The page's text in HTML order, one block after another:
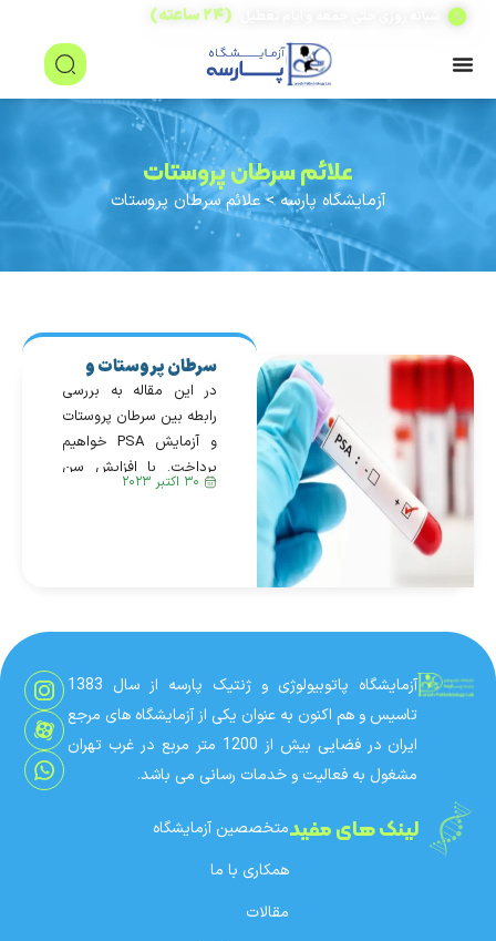
(۲۴ ساعته)
علائم سرطان پروستات
آزمایشگاه پارسه>علائم سرطان پروستات
سرطان پروستات و
آزمایش PSA
در این مقاله به بررسی
رابطه بین سرطان پروستات
و آزمایش PSA خواهیم
پرداخت. با افزایش سن
بعضی از اندام های بدن
ترمیم نمی کنند، پوست
خاصیت ارتجاعی […]
۳۰ اکتبر ۲۰۲۳
آزمایشگاه پاتوبیولوژی و ژنتیک پارسه از سال 1383
تاسیس و هم اکنون به عنوان یکی از آزمایشگاه های مرجع
ایران در فضایی بیش از 1200 متر مربع در غرب تهران
مشغول به فعالیت و خدمات رسانی می باشد.
لینک های مفیدمتخصصین آزمایشگاه
همکاری با ما
مقالات